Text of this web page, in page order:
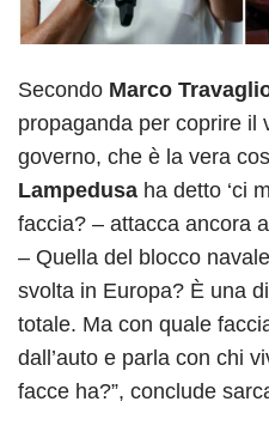
Secondo Marco
propaganda per coprire il
governo, che è la vera
Lampedusa ha detto ‘ci
faccia? – attacca ancora
– Quella del blocco
svolta in Europa? È una
totale. Ma con quale
dall’auto e parla con chi
facce ha?”, conclude